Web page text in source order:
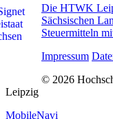
Die HTWK
Sächsischen
Steuermitteln
Impressum
© 2026
Leipzig
MobileNavi